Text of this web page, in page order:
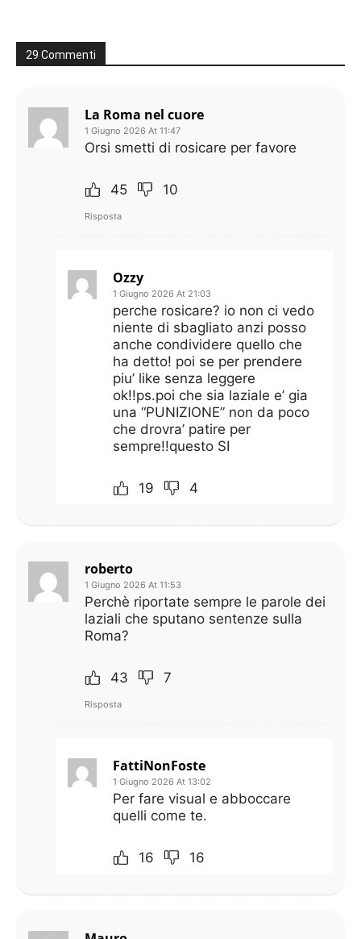
29 Commenti
La Roma nel cuore
1 Giugno 2026 At 11:47
Orsi smetti di rosicare per favore
45 10
Risposta
Ozzy
1 Giugno 2026 At 21:03
perche rosicare? io non ci vedo
niente di sbagliato anzi posso
anche condividere quello che
ha detto! poi se per prendere
piu’ like senza leggere
ok!!ps.poi che sia laziale e’ gia
una “PUNIZIONE” non da poco
che drovra’ patire per
sempre!!questo SI
19 4
roberto
1 Giugno 2026 At 11:53
Perchè riportate sempre le parole dei
laziali che sputano sentenze sulla
Roma?
43 7
Risposta
FattiNonFoste
1 Giugno 2026 At 13:02
Per fare visual e abboccare
quelli come te.
16 16